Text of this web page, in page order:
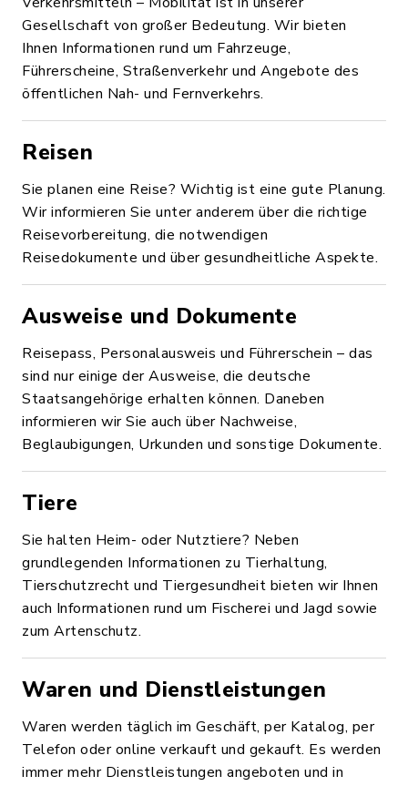
Gesellschaft von großer Bedeutung. Wir bieten
Ihnen Informationen rund um Fahrzeuge,
Führerscheine, Straßenverkehr und Angebote des
öffentlichen Nah- und Fernverkehrs.
Reisen
Sie planen eine Reise? Wichtig ist eine gute Planung.
Wir informieren Sie unter anderem über die richtige
Reisevorbereitung, die notwendigen
Reisedokumente und über gesundheitliche Aspekte.
Ausweise und Dokumente
Reisepass, Personalausweis und Führerschein – das
sind nur einige der Ausweise, die deutsche
Staatsangehörige erhalten können. Daneben
informieren wir Sie auch über Nachweise,
Beglaubigungen, Urkunden und sonstige Dokumente.
Tiere
Sie halten Heim- oder Nutztiere? Neben
grundlegenden Informationen zu Tierhaltung,
Tierschutzrecht und Tiergesundheit bieten wir Ihnen
auch Informationen rund um Fischerei und Jagd sowie
zum Artenschutz.
Waren und Dienstleistungen
Waren werden täglich im Geschäft, per Katalog, per
Telefon oder online verkauft und gekauft. Es werden
immer mehr Dienstleistungen angeboten und in